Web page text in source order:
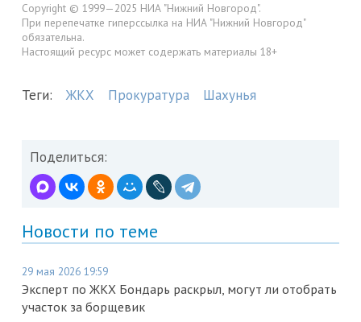
Copyright © 1999—2025 НИА "Нижний Новгород".
При перепечатке гиперссылка на НИА "Нижний Новгород"
обязательна.
Настоящий ресурс может содержать материалы 18+
Теги: ЖКХ Прокуратура Шахунья
Поделиться:
Новости по теме
29 мая 2026 19:59
Эксперт по ЖКХ Бондарь раскрыл, могут ли отобрать
участок за борщевик